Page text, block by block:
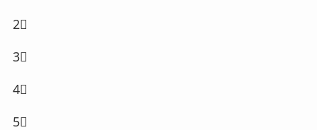
2⃣
3⃣
4⃣
5⃣